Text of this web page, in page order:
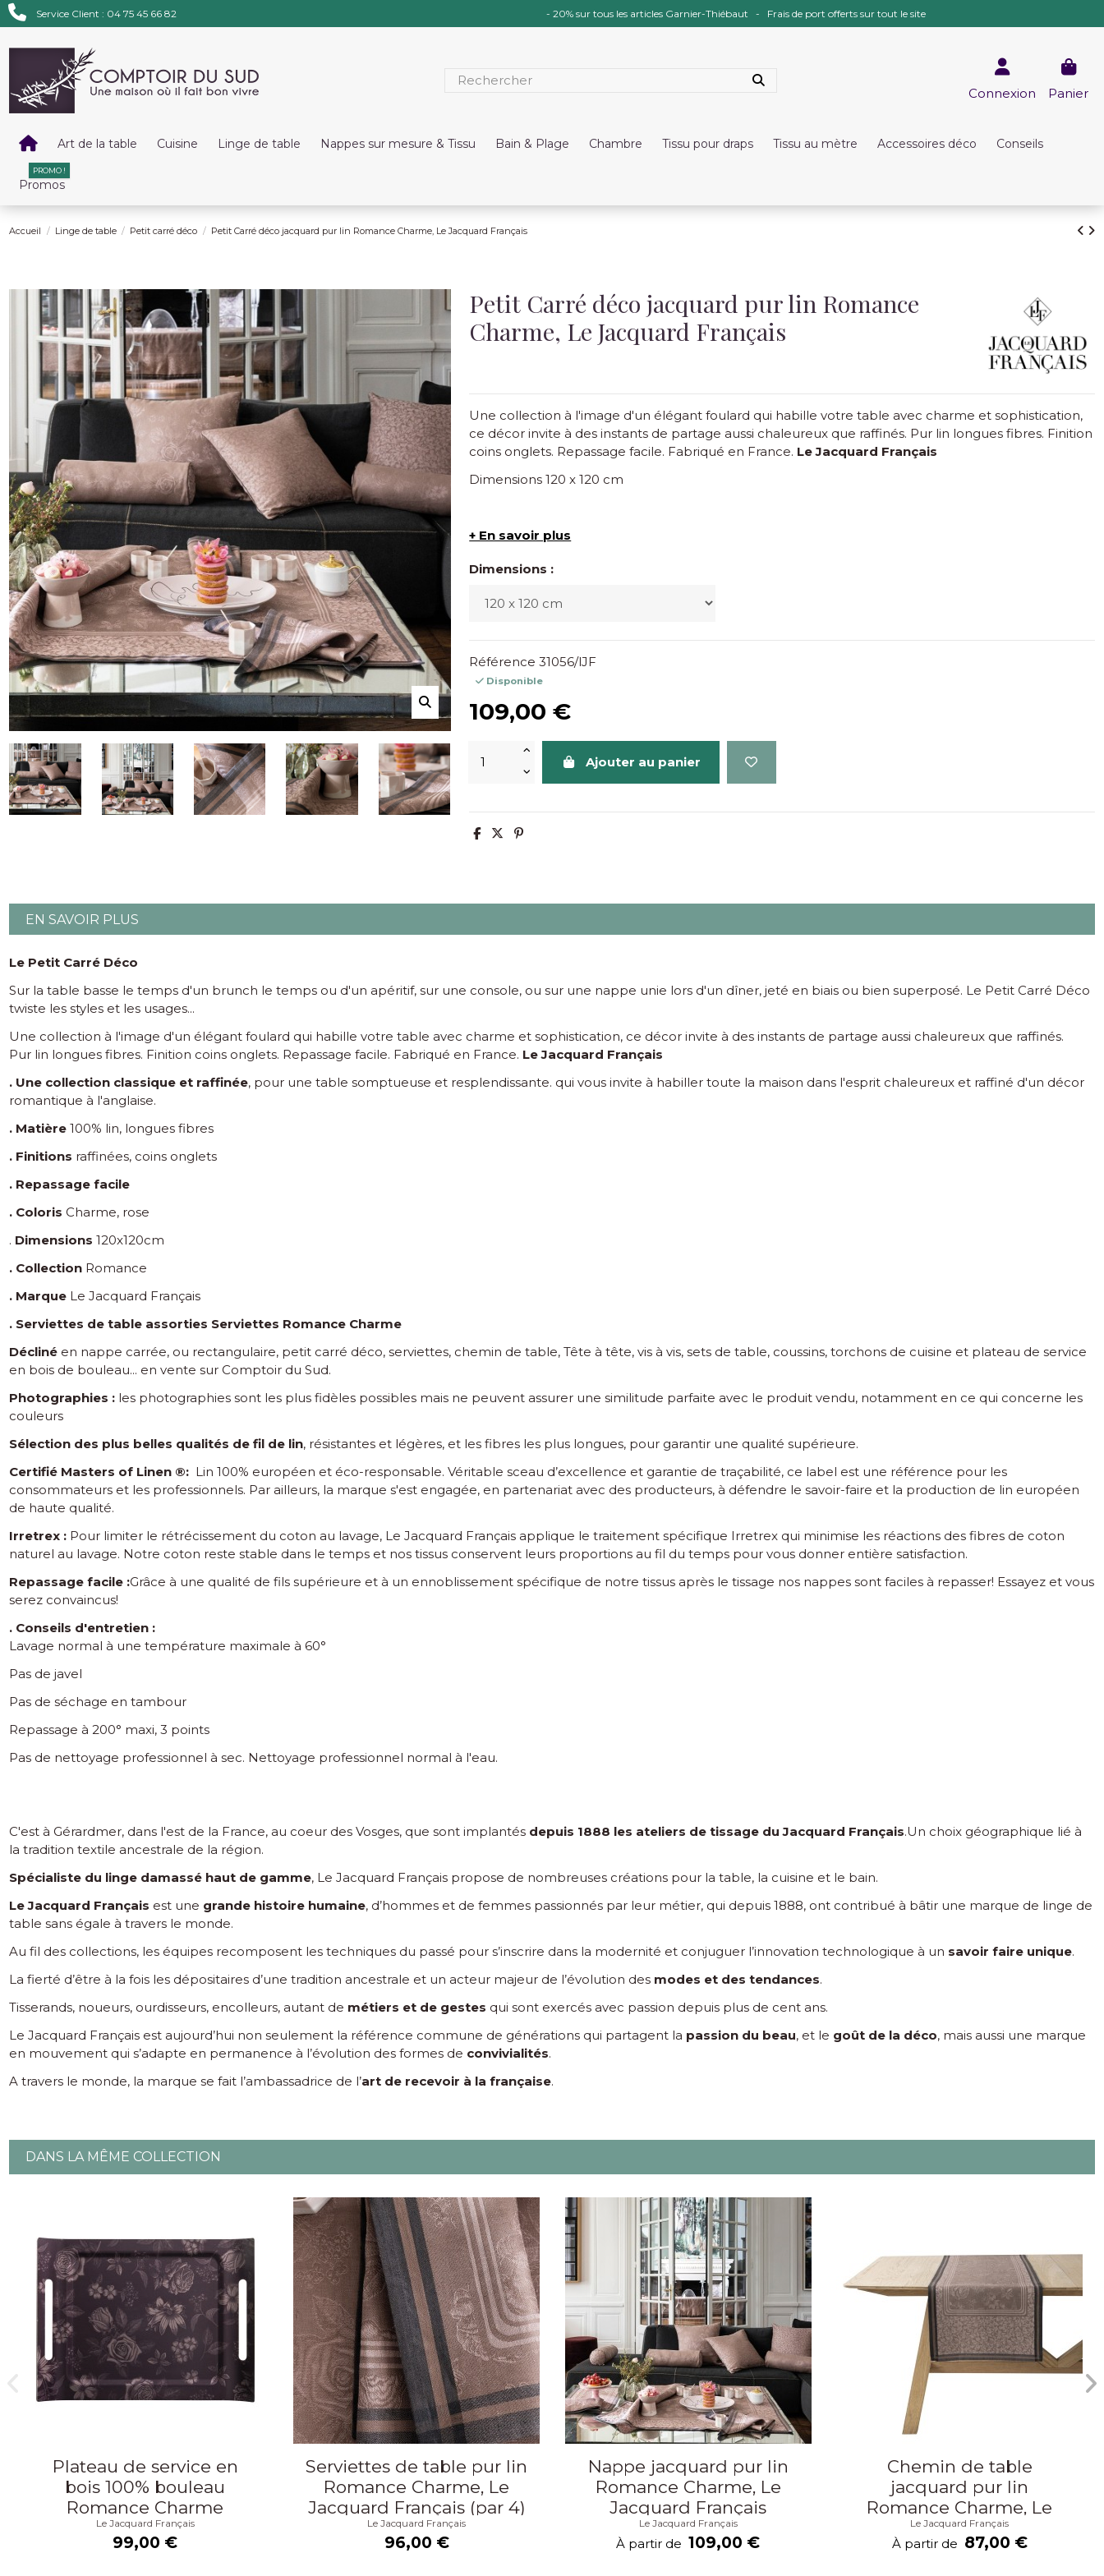
Service Client : 04 75 45 66 82 - 20% sur tous les articles Garnier-Thiébaut - Frais de port offerts sur tout le site
Connexion Panier
Art de la table Cuisine Linge de table Nappes sur mesure & Tissu Bain & Plage Chambre Tissu pour draps Tissu au mètre Accessoires déco Conseils
Promos
PROMO !
Accueil Linge de table Petit carré déco Petit Carré déco jacquard pur lin Romance Charme, Le Jacquard Français
Petit Carré déco jacquard pur lin Romance
Charme, Le Jacquard Français
Une collection à l'image d'un élégant foulard qui habille votre table avec charme et sophistication,
ce décor invite à des instants de partage aussi chaleureux que raffinés. Pur lin longues fibres. Finition
coins onglets. Repassage facile. Fabriqué en France. Le Jacquard Français
Dimensions 120 x 120 cm
+ En savoir plus
Dimensions :
Référence 31056/lJF
Disponible
109,00 €
Ajouter au panier
EN SAVOIR PLUS
Le Petit Carré Déco
Sur la table basse le temps d'un brunch le temps ou d'un apéritif, sur une console, ou sur une nappe unie lors d'un dîner, jeté en biais ou bien superposé. Le Petit Carré Déco
twiste les styles et les usages...
Une collection à l'image d'un élégant foulard qui habille votre table avec charme et sophistication, ce décor invite à des instants de partage aussi chaleureux que raffinés.
Pur lin longues fibres. Finition coins onglets. Repassage facile. Fabriqué en France. Le Jacquard Français
. Une collection classique et raffinée, pour une table somptueuse et resplendissante. qui vous invite à habiller toute la maison dans l'esprit chaleureux et raffiné d'un décor
romantique à l'anglaise.
. Matière 100% lin, longues fibres
. Finitions raffinées, coins onglets
. Repassage facile
. Coloris Charme, rose
. Dimensions 120x120cm
. Collection Romance
. Marque Le Jacquard Français
. Serviettes de table assorties Serviettes Romance Charme
Décliné en nappe carrée, ou rectangulaire, petit carré déco, serviettes, chemin de table, Tête à tête, vis à vis, sets de table, coussins, torchons de cuisine et plateau de service
en bois de bouleau... en vente sur Comptoir du Sud.
Photographies : les photographies sont les plus fidèles possibles mais ne peuvent assurer une similitude parfaite avec le produit vendu, notamment en ce qui concerne les
couleurs
Sélection des plus belles qualités de fil de lin, résistantes et légères, et les fibres les plus longues, pour garantir une qualité supérieure.
Certifié Masters of Linen ®: Lin 100% européen et éco-responsable. Véritable sceau d’excellence et garantie de traçabilité, ce label est une référence pour les
consommateurs et les professionnels. Par ailleurs, la marque s'est engagée, en partenariat avec des producteurs, à défendre le savoir-faire et la production de lin européen
de haute qualité.
Irretrex : Pour limiter le rétrécissement du coton au lavage, Le Jacquard Français applique le traitement spécifique Irretrex qui minimise les réactions des fibres de coton
naturel au lavage. Notre coton reste stable dans le temps et nos tissus conservent leurs proportions au fil du temps pour vous donner entière satisfaction.
Repassage facile :Grâce à une qualité de fils supérieure et à un ennoblissement spécifique de notre tissus après le tissage nos nappes sont faciles à repasser! Essayez et vous
serez convaincus!
. Conseils d'entretien :
Lavage normal à une température maximale à 60°
Pas de javel
Pas de séchage en tambour
Repassage à 200° maxi, 3 points
Pas de nettoyage professionnel à sec. Nettoyage professionnel normal à l'eau.
C'est à Gérardmer, dans l'est de la France, au coeur des Vosges, que sont implantés depuis 1888 les ateliers de tissage du Jacquard Français.Un choix géographique lié à
la tradition textile ancestrale de la région.
Spécialiste du linge damassé haut de gamme, Le Jacquard Français propose de nombreuses créations pour la table, la cuisine et le bain.
Le Jacquard Français est une grande histoire humaine, d’hommes et de femmes passionnés par leur métier, qui depuis 1888, ont contribué à bâtir une marque de linge de
table sans égale à travers le monde.
Au fil des collections, les équipes recomposent les techniques du passé pour s’inscrire dans la modernité et conjuguer l’innovation technologique à un savoir faire unique.
La fierté d’être à la fois les dépositaires d’une tradition ancestrale et un acteur majeur de l’évolution des modes et des tendances.
Tisserands, noueurs, ourdisseurs, encolleurs, autant de métiers et de gestes qui sont exercés avec passion depuis plus de cent ans.
Le Jacquard Français est aujourd’hui non seulement la référence commune de générations qui partagent la passion du beau, et le goût de la déco, mais aussi une marque
en mouvement qui s’adapte en permanence à l’évolution des formes de convivialités.
A travers le monde, la marque se fait l’ambassadrice de l’art de recevoir à la française.
DANS LA MÊME COLLECTION
Plateau de service en
bois 100% bouleau
Romance Charme
58x42cm, Le Jacquard
Français
Le Jacquard Français
99,00 €
Serviettes de table pur lin
Romance Charme, Le
Jacquard Français (par 4)
Le Jacquard Français
96,00 €
Nappe jacquard pur lin
Romance Charme, Le
Jacquard Français
Le Jacquard Français
À partir de 109,00 €
Chemin de table
jacquard pur lin
Romance Charme, Le
Jacquard Français
Le Jacquard Français
À partir de 87,00 €